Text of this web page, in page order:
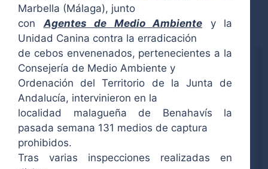
Marbella (Málaga), junto
con Agentes de Medio Ambiente y la
Unidad Canina contra la erradicación
de cebos envenenados, pertenecientes a la
Consejería de Medio Ambiente y
Ordenación del Territorio de la Junta de
Andalucía, intervinieron en la
localidad malagueña de Benahavís la
pasada semana 131 medios de captura
prohibidos.
Tras varias inspecciones realizadas en